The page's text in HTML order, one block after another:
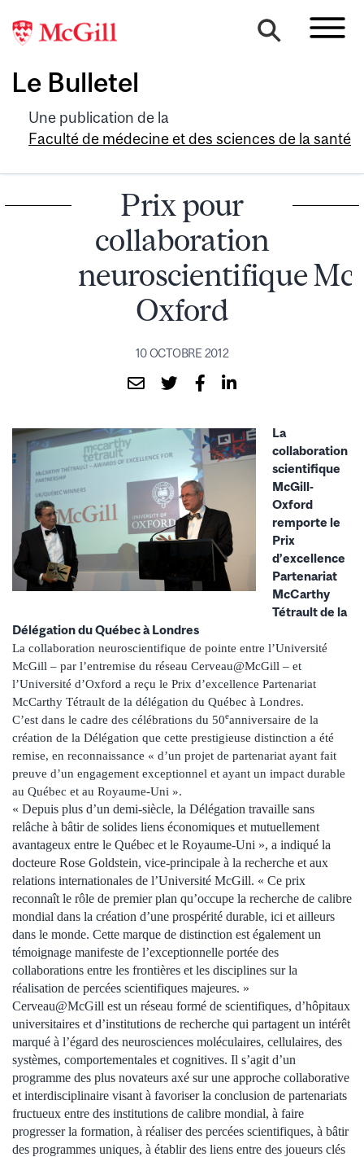
Le Bulletel
Une publication de la
Faculté de médecine et des sciences de la santé
Prix pour
collaboration
neuroscientifique
Oxford
10 OCTOBRE 2012
La
collaboration
scientifique
McGill-
Oxford
remporte le
Prix
d’excellence
Partenariat
McCarthy
Tétrault de la
Délégation du Québec à Londres
La collaboration neuroscientifique de pointe entre l’Université
McGill – par l’entremise du réseau Cerveau@McGill – et
l’Université d’Oxford a reçu le Prix d’excellence Partenariat
McCarthy Tétrault de la délégation du Québec à Londres.
C’est dans le cadre des célébrations du 50eanniversaire de la
création de la Délégation que cette prestigieuse distinction a été
remise, en reconnaissance « d’un projet de partenariat ayant fait
preuve d’un engagement exceptionnel et ayant un impact durable
au Québec et au Royaume-Uni ».
« Depuis plus d’un demi-siècle, la Délégation travaille sans
relâche à bâtir de solides liens économiques et mutuellement
avantageux entre le Québec et le Royaume-Uni », a indiqué la
docteure Rose Goldstein, vice-principale à la recherche et aux
relations internationales de l’Université McGill. « Ce prix
reconnaît le rôle de premier plan qu’occupe la recherche de calibre
mondial dans la création d’une prospérité durable, ici et ailleurs
dans le monde. Cette marque de distinction est également un
témoignage manifeste de l’exceptionnelle portée des
collaborations entre les frontières et les disciplines sur la
réalisation de percées scientifiques majeures. »
Cerveau@McGill est un réseau formé de scientifiques, d’hôpitaux
universitaires et d’institutions de recherche qui partagent un intérêt
marqué à l’égard des neurosciences moléculaires, cellulaires, des
systèmes, comportementales et cognitives. Il s’agit d’un
programme des plus novateurs axé sur une approche collaborative
et interdisciplinaire visant à favoriser la conclusion de partenariats
fructueux entre des institutions de calibre mondial, à faire
progresser la formation, à réaliser des percées scientifiques, à bâtir
des programmes uniques, à établir des liens entre des joueurs clés